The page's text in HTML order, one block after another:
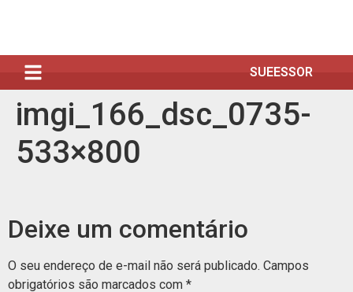
SUEESSOR
imgi_166_dsc_0735-
533×800
Deixe um comentário
O seu endereço de e-mail não será publicado. Campos
obrigatórios são marcados com *